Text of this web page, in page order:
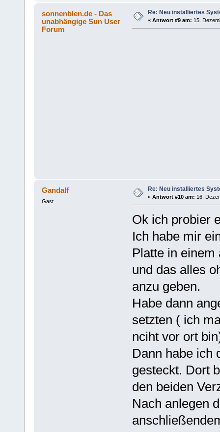
sonnenblen.de - Das
unabhängige Sun User
Forum
Re: Neu installiertes
« Antwort #9 am: 15.
Gandalf
Gast
Re: Neu installiertes
« Antwort #10 am: 16.
Ok ich probier
Ich habe mir
Platte in
und das alles
anzu geben.
Habe dann
setzten ( ich
nciht vor ort
Dann habe ich
gesteckt. Dort
den beiden
Nach anlegen